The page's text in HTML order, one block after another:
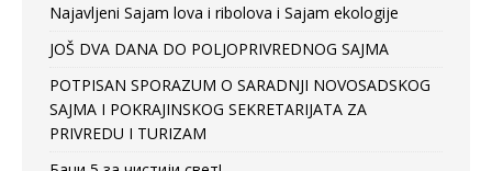
Najavljeni Sajam lova i ribolova i Sajam ekologije
JOŠ DVA DANA DO POLJOPRIVREDNOG SAJMA
POTPISAN SPORAZUM O SARADNJI NOVOSADSKOG
SAJMA I POKRAJINSKOG SEKRETARIJATA ZA
PRIVREDU I TURIZAM